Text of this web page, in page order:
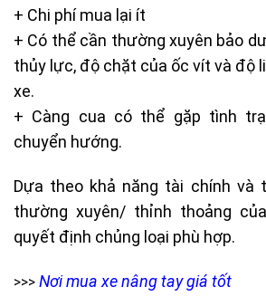
+ Chi phí mua lại ít
+ Có thể cần thường xuyên bảo
thủy lực, độ chặt của ốc vít và độ
xe.
+ Càng cua có thể gặp tình
chuyển hướng.
Dựa theo khả năng tài chính và
thường xuyên/ thỉnh thoảng
quyết định chủng loại phù hợp.
>>> Nơi mua xe nâng tay giá tốt